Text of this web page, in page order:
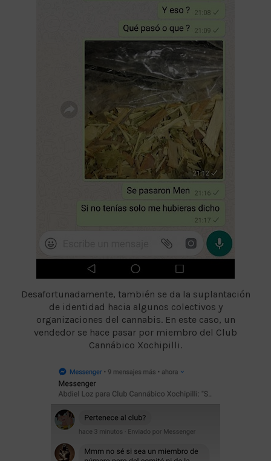
Desafortunadamente, también se da la suplantación
de identidad hacia algunos colectivos y
organizaciones del cannabis. En este caso, un
vendedor se hace pasar por miembro del Club
Cannábico Xochipilli.